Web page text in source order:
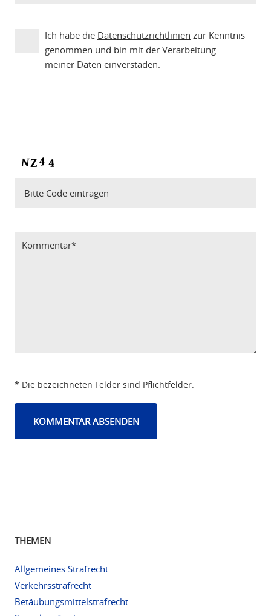
Ich habe die Datenschutzrichtlinien zur Kenntnis
genommen und bin mit der Verarbeitung
meiner Daten einverstaden.
* Die bezeichneten Felder sind Pflichtfelder.
THEMEN
Allgemeines Strafrecht
Verkehrsstrafrecht
Betäubungsmittelstrafrecht